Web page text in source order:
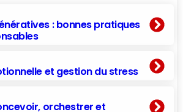
: bonnes pratiques
et gestion du stress
orchestrer et